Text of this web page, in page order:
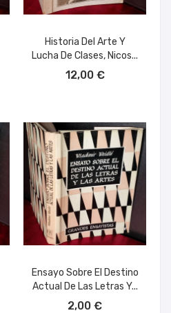
Historia Del Arte Y
Lucha De Clases, Nicos...
12,00 €
Ensayo Sobre El Destino
Actual De Las Letras Y...
2,00 €